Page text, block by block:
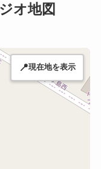
オ地図
📍現在地を表示